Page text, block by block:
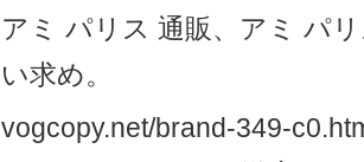
アミ パリス 通販、アミ パ
い求め。
vogcopy.net/brand-349-